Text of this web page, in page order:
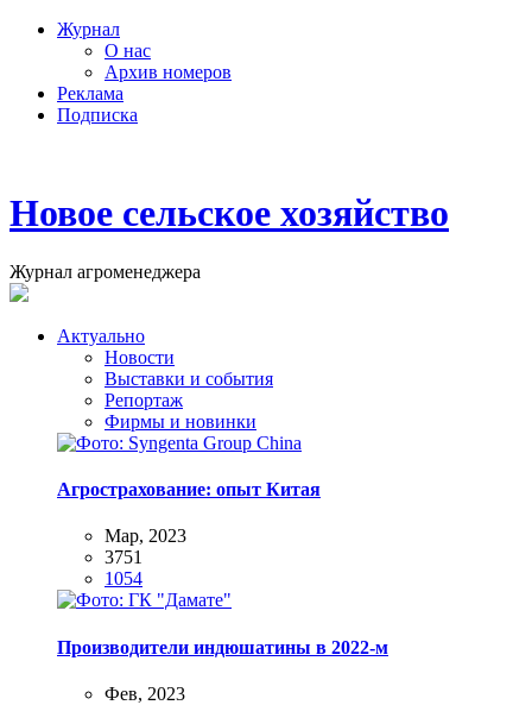
Журнал
О нас
Архив номеров
Реклама
Подписка
Новое сельское хозяйство
Журнал агроменеджера
Актуально
Новости
Выставки и события
Репортаж
Фирмы и новинки
Агрострахование: опыт Китая
Мар, 2023
3751
1054
Производители индюшатины в 2022-м
Фев, 2023